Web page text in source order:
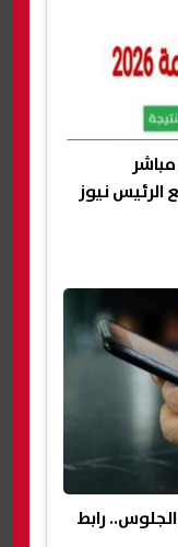
2026.. رابط مباشر
الرئيس نيوز
العامة 2026 برقم الجلوس.. رابط